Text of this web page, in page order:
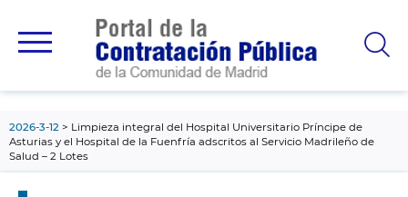
principal
2026-3-12
Limpieza integral del Hospital Universitario Príncipe de
Asturias y el Hospital de la Fuenfría adscritos al Servicio Madrileño de
Salud – 2 Lotes